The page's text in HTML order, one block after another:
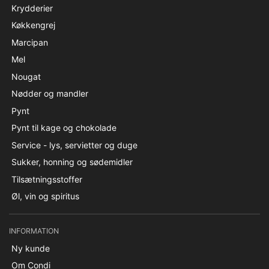
Krydderier
Køkkengrej
Marcipan
Mel
Nougat
Nødder og mandler
Pynt
Pynt til kage og chokolade
Service - lys, servietter og duge
Sukker, honning og sødemidler
Tilsætningsstoffer
Øl, vin og spiritus
INFORMATION
Ny kunde
Om Condi